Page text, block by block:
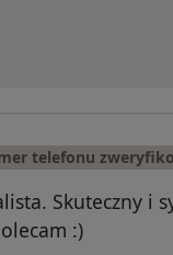
telefonu
Skuteczny i
:)